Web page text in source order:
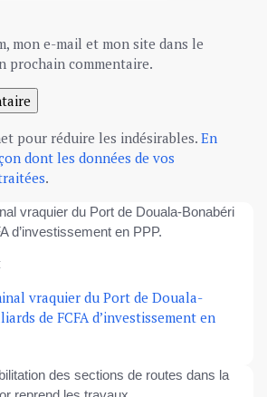
mon e-mail et mon site dans le
prochain commentaire.
pour réduire les indésirables. En
dont les données de vos
.
vraquier du Port de Douala-
de FCFA d’investissement en